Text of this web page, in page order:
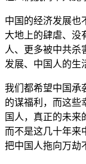
中国的经济发展也
大地上的肆虐、没
人、更多被中共杀
发展、中国人的生
我们都希望中国承
的谋福利，而这些
国人，真正的未来
而不是这几十年来
把中国人拖向万劫